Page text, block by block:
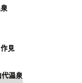
見
温泉